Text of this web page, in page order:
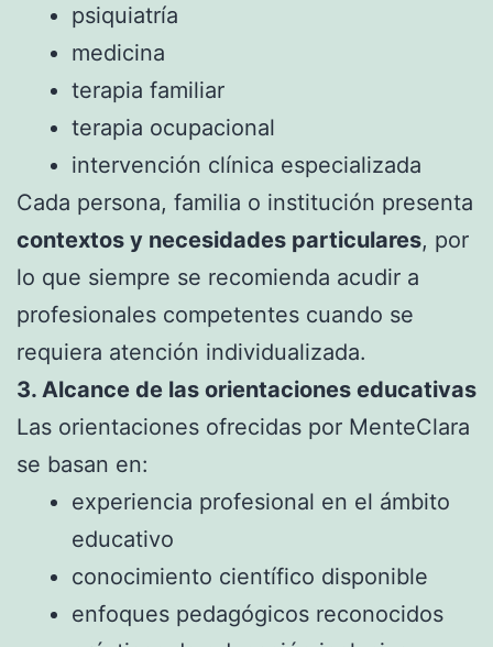
psiquiatría
medicina
terapia familiar
terapia ocupacional
intervención clínica especializada
Cada persona, familia o institución presenta
contextos y necesidades particulares, por
lo que siempre se recomienda acudir a
profesionales competentes cuando se
requiera atención individualizada.
3. Alcance de las orientaciones educativas
Las orientaciones ofrecidas por MenteClara
se basan en:
experiencia profesional en el ámbito
educativo
conocimiento científico disponible
enfoques pedagógicos reconocidos